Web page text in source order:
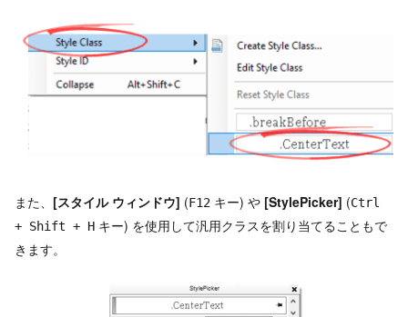
また、 [スタイル ウィンドウ] (F12 キー) や [StylePicker] (Ctrl
+ Shift + H キー) を使用して汎用クラスを割り当てることもで
きます。